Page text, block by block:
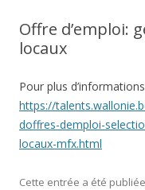
Offre d’emploi:
locaux
Pour plus
https://
doffres-demploi-
locaux-mfx.html
Cette entrée a été